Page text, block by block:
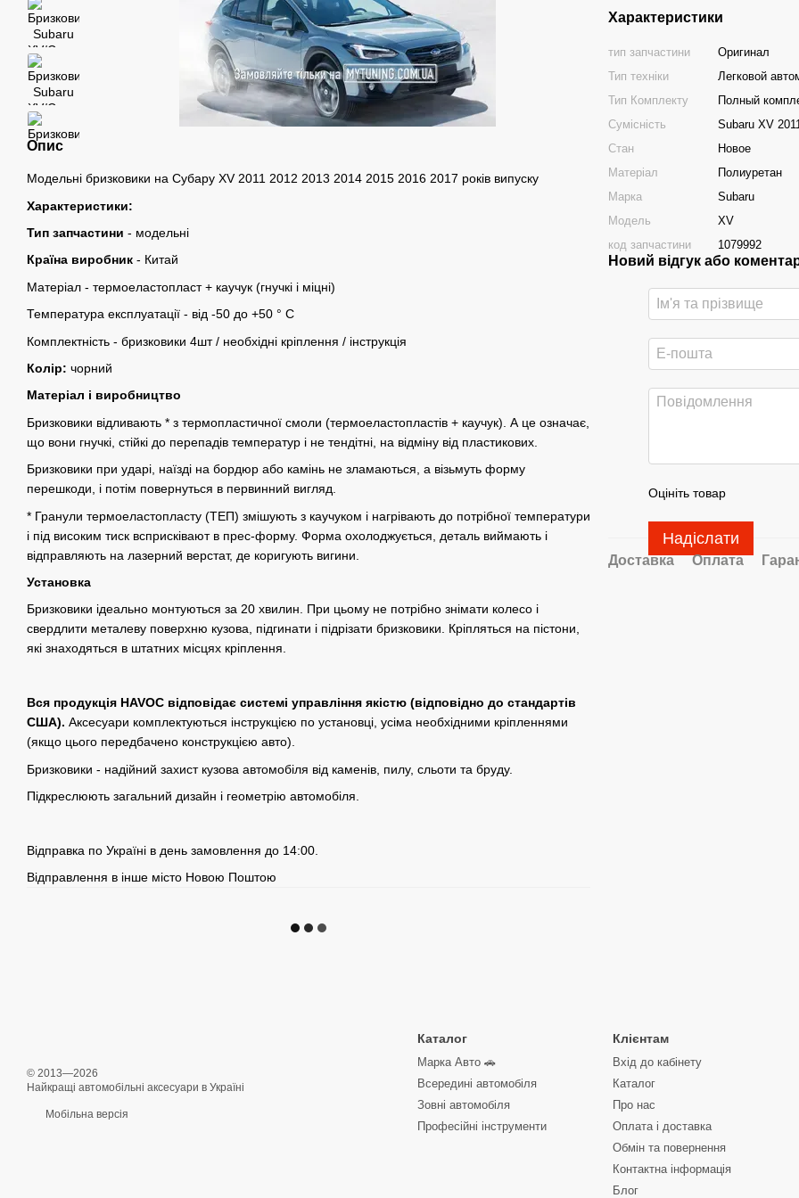
Опис
Модельні бризковики на Субару XV 2011 2012 2013 2014 2015 2016 2017 років випуску
Характеристики:
Тип запчастини - модельні
Країна виробник - Китай
Матеріал - термоеластопласт + ​​каучук (гнучкі і міцні)
Температура експлуатації - від -50 до +50 ° C
Комплектність - бризковики 4шт / необхідні кріплення / інструкція
Колір: чорний
Матеріал і виробництво
Бризковики відливають * з термопластичної смоли (термоеластопластів + ​​каучук). А це означає,
що вони гнучкі, стійкі до перепадів температур і не тендітні, на відміну від пластикових.
Бризковики при ударі, наїзді на бордюр або камінь не зламаються, а візьмуть форму
перешкоди, і потім повернуться в первинний вигляд.
* Гранули термоеластопласту (ТЕП) змішують з каучуком і нагрівають до потрібної температури
і під високим тиск всприсківают в прес-форму. Форма охолоджується, деталь виймають і
відправляють на лазерний верстат, де коригують вигини.
Установка
Бризковики ідеально монтуються за 20 хвилин. При цьому не потрібно знімати колесо і
свердлити металеву поверхню кузова, підгинати і підрізати бризковики. Кріпляться на пістони,
які знаходяться в штатних місцях кріплення.
Вся продукція HAVOC відповідає системі управління якістю (відповідно до стандартів
США). Аксесуари комплектуються інструкцією по установці, усіма необхідними кріпленнями
(якщо цього передбачено конструкцією авто).
Бризковики - надійний захист кузова автомобіля від каменів, пилу, сльоти та бруду.
Підкреслюють загальний дизайн і геометрію автомобіля.
Відправка по Україні в день замовлення до 14:00.
Відправлення в інше місто Новою Поштою
Характеристики
тип запчастини
Оригинал
Тип техніки
Легковой
Тип Комплекту
Полный
Сумісність
Subaru XV
Стан
Новое
Матеріал
Полиуретан
Марка
Subaru
Модель
XV
код запчастини
1079992
Новий відгук або
Оцініть товар
Надіслати
Доставка Оплата
© 2013—2026
Найкращі автомобільні аксесуари в Україні
Мобільна версія
Каталог
Марка Авто 🚗
Всередині автомобіля
Зовні автомобіля
Професійні інструменти
Клієнтам
Вхід до кабінету
Каталог
Про нас
Оплата і доставка
Обмін та повернення
Контактна інформація
Блог